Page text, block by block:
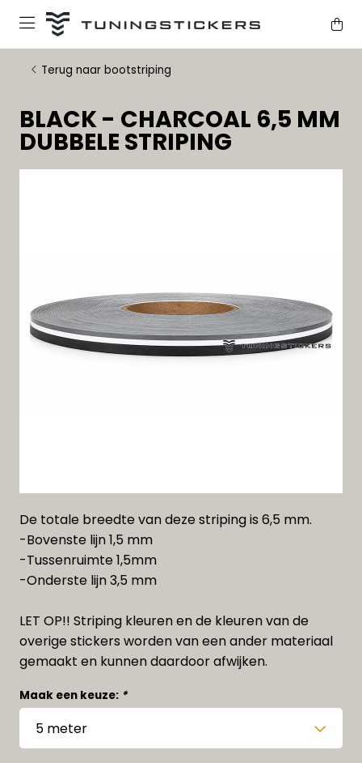
Terug naar bootstriping
BLACK - CHARCOAL 6,5 MM
DUBBELE STRIPING
De totale breedte van deze striping is 6,5 mm.
-Bovenste lijn 1,5 mm
-Tussenruimte 1,5mm
-Onderste lijn 3,5 mm
LET OP!! Striping kleuren en de kleuren van de
overige stickers worden van een ander materiaal
gemaakt en kunnen daardoor afwijken.
Maak een keuze: *